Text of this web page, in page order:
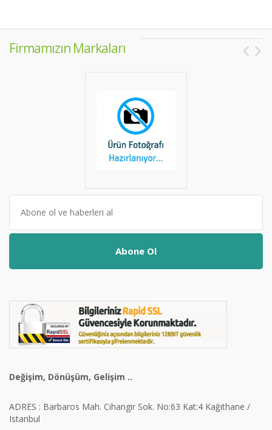
Firmamızın Markaları
Abone Ol
Değişim, Dönüşüm, Gelişim ..
ADRES : Barbaros Mah. Cihangir Sok. No:63 Kat:4 Kağıthane /
Istanbul